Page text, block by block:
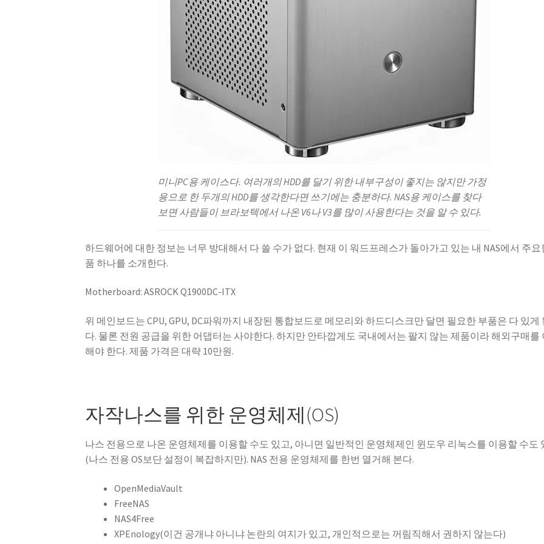
미니PC용 케이스다. 여러개의 HDD를 달기 위한 내부구성이 좋지는 않지만 가정
용으로 한 두개의 HDD를 생각한다면 쓰기에는 충분하다. NAS용 케이스를 찾다
보면 사람들이 브라보텍에서 나온 V6나 V3를 많이 사용한다는 것을 알 수 있다.
하드웨어에 대한 정보는 너무 방대해서 다 쓸 수가 없다. 현재 이 워드프레스가 돌아가고 있는 내 NAS에서 주요
품 하나를 소개한다.
Motherboard: ASROCK Q1900DC-ITX
위 메인보드는 CPU, GPU, DC파워까지 내장된 통합보드로 메모리와 하드디스크만 달면 필요한 부품은 다 있게
다. 물론 전원 공급을 위한 어댑터는 사야한다. 하지만 안타깝게도 국내에서는 팔지 않는 제품이라 해외구매를
해야 한다. 제품 가격은 대략 10만원.
자작나스를 위한 운영체제(OS)
나스 전용으로 나온 운영체제를 이용할 수도 있고, 아니면 일반적인 운영체제인 윈도우 리눅스를 이용할 수도
(나스 전용 OS보단 설정이 복잡하지만). NAS 전용 운영체제를 한번 열거해 본다.
OpenMediaVault
FreeNAS
NAS4Free
XPEnology(이건 공개냐 아니냐 논란의 여지가 있고, 개인적으로는 꺼림직해서 권하지 않는다)